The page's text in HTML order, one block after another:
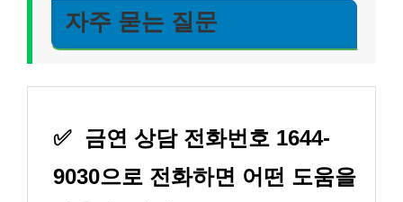
자주 묻는 질문
✅ 금연 상담 전화번호 1644-
9030으로 전화하면 어떤 도움을